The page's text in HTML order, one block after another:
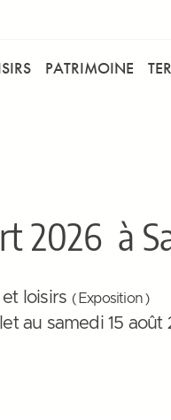
PATRIMOINE
2026 à
loisirs ( Exposition )
au samedi 15 août